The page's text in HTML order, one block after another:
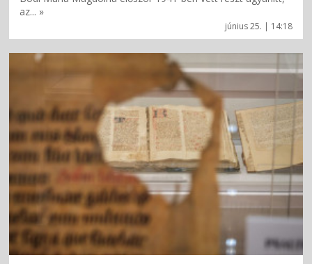
június 25. | 14:18
az... »